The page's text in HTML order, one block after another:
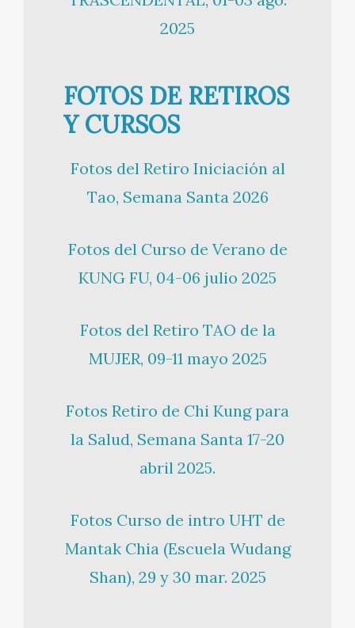
2025
FOTOS DE RETIROS
Y CURSOS
Fotos del Retiro Iniciación al
Tao, Semana Santa 2026
Fotos del Curso de Verano de
KUNG FU, 04-06 julio 2025
Fotos del Retiro TAO de la
MUJER, 09-11 mayo 2025
Fotos Retiro de Chi Kung para
la Salud, Semana Santa 17-20
abril 2025.
Fotos Curso de intro UHT de
Mantak Chia (Escuela Wudang
Shan), 29 y 30 mar. 2025